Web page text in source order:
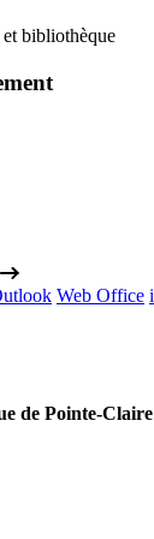
bibliothèque
Web Office
de Pointe-